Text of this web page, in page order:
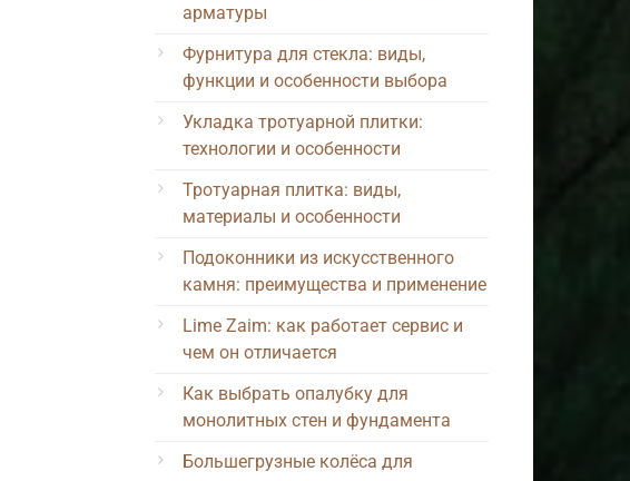
арматуры
Фурнитура для стекла: виды,
функции и особенности выбора
Укладка тротуарной плитки:
технологии и особенности
Тротуарная плитка: виды,
материалы и особенности
Подоконники из искусственного
камня: преимущества и применение
Lime Zaim: как работает сервис и
чем он отличается
Как выбрать опалубку для
монолитных стен и фундамента
Большегрузные колёса для